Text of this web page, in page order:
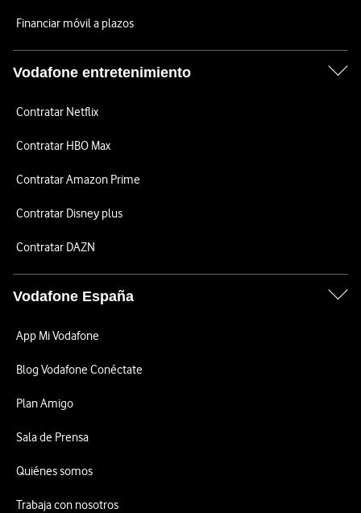
Financiar móvil a plazos
Vodafone entretenimiento
Contratar Netflix
Contratar HBO Max
Contratar Amazon Prime
Contratar Disney plus
Contratar DAZN
Vodafone España
App Mi Vodafone
Blog Vodafone Conéctate
Plan Amigo
Sala de Prensa
Quiénes somos
Trabaja con nosotros